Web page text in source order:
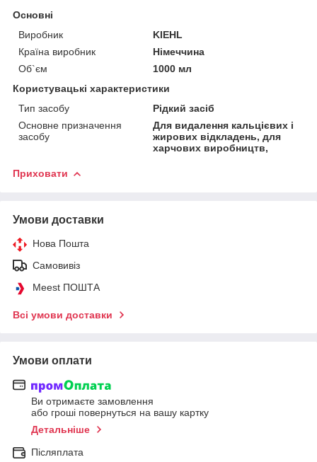
Основні
Виробник
KIEHL
Країна виробник
Німеччина
Об`єм
1000 мл
Користувацькі характеристики
Тип засобу
Рідкий засіб
Основне призначення
засобу
Для видалення кальцієвих і
жирових відкладень, для
харчових виробництв,
Приховати
Умови доставки
Нова Пошта
Самовивіз
Meest ПОШТА
Всі умови доставки
Умови оплати
Ви отримаєте замовлення
або гроші повернуться на вашу картку
Детальніше
Післяплата